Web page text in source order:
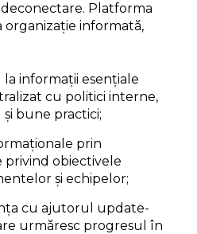
Platforma
informată,
informații esențiale
cu politici interne,
bune practici;
prin
privind obiectivele
și echipelor;
cu ajutorul update-
urmăresc progresul în